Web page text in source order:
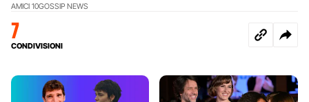
AMICI 10GOSSIP NEWS
7
CONDIVISIONI